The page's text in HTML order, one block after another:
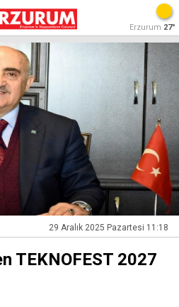
Erzurum 27°
29 Aralık 2025 Pazartesi 11:18
TEKNOFEST 2027